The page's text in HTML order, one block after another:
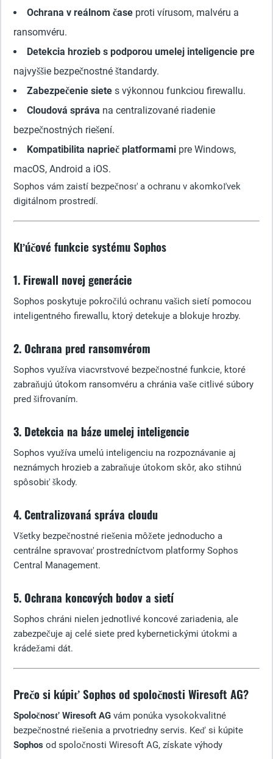
Ochrana v reálnom čase proti vírusom, malvéru a
ransomvéru.
Detekcia hrozieb s podporou umelej inteligencie pre
najvyššie bezpečnostné štandardy.
Zabezpečenie siete s výkonnou funkciou firewallu.
Cloudová správa na centralizované riadenie
bezpečnostných riešení.
Kompatibilita naprieč platformami pre Windows,
macOS, Android a iOS.
Sophos vám zaistí bezpečnosť a ochranu v akomkoľvek
digitálnom prostredí.
Kľúčové funkcie systému Sophos
1. Firewall novej generácie
Sophos poskytuje pokročilú ochranu vašich sietí pomocou
inteligentného firewallu, ktorý detekuje a blokuje hrozby.
2. Ochrana pred ransomvérom
Sophos využíva viacvrstvové bezpečnostné funkcie, ktoré
zabraňujú útokom ransomvéru a chránia vaše citlivé súbory
pred šifrovaním.
3. Detekcia na báze umelej inteligencie
Sophos využíva umelú inteligenciu na rozpoznávanie aj
neznámych hrozieb a zabraňuje útokom skôr, ako stihnú
spôsobiť škody.
4. Centralizovaná správa cloudu
Všetky bezpečnostné riešenia môžete jednoducho a
centrálne spravovať prostredníctvom platformy Sophos
Central Management.
5. Ochrana koncových bodov a sietí
Sophos chráni nielen jednotlivé koncové zariadenia, ale
zabezpečuje aj celé siete pred kybernetickými útokmi a
krádežami dát.
Prečo si kúpiť Sophos od spoločnosti Wiresoft AG?
Spoločnosť Wiresoft AG vám ponúka vysokokvalitné
bezpečnostné riešenia a prvotriedny servis. Keď si kúpite
Sophos od spoločnosti Wiresoft AG, získate výhody